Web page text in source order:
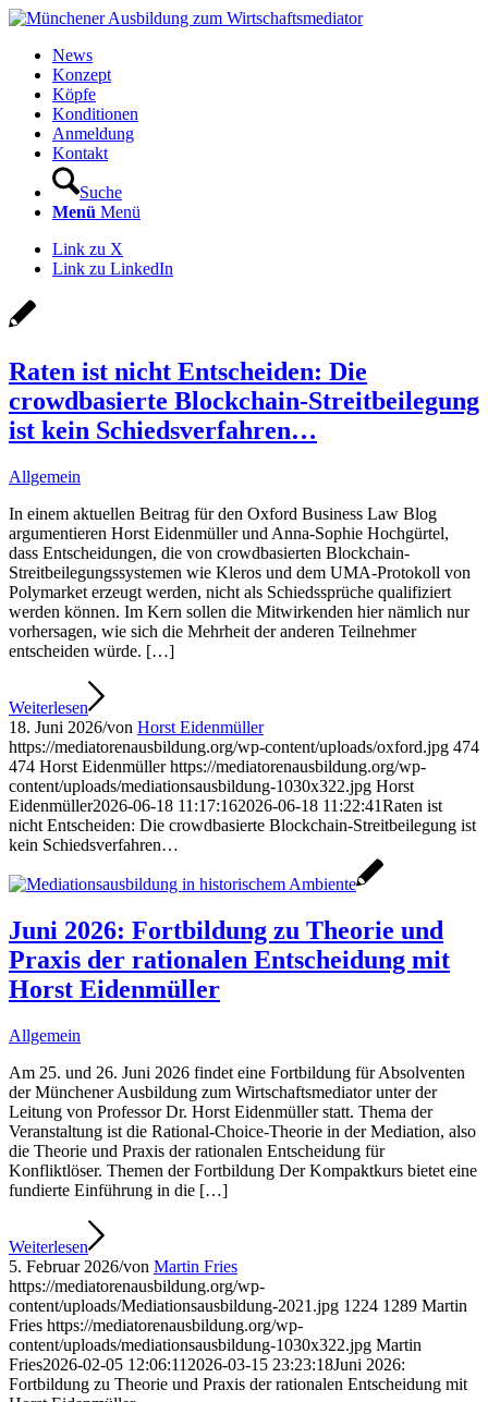
News
Konzept
Köpfe
Konditionen
Anmeldung
Kontakt
Suche
Menü Menü
Link zu X
Link zu LinkedIn
Raten ist nicht Entscheiden: Die
crowdbasierte Blockchain-Streitbeilegung
ist kein Schiedsverfahren…
Allgemein
In einem aktuellen Beitrag für den Oxford Business Law Blog
argumentieren Horst Eidenmüller und Anna-Sophie Hochgürtel,
dass Entscheidungen, die von crowdbasierten Blockchain-
Streitbeilegungssystemen wie Kleros und dem UMA-Protokoll von
Polymarket erzeugt werden, nicht als Schiedssprüche qualifiziert
werden können. Im Kern sollen die Mitwirkenden hier nämlich nur
vorhersagen, wie sich die Mehrheit der anderen Teilnehmer
entscheiden würde. […]
Weiterlesen
18. Juni 2026/von Horst Eidenmüller
https://mediatorenausbildung.org/wp-content/uploads/oxford.jpg 474
474 Horst Eidenmüller https://mediatorenausbildung.org/wp-
content/uploads/mediationsausbildung-1030x322.jpg Horst
Eidenmüller2026-06-18 11:17:162026-06-18 11:22:41Raten ist
nicht Entscheiden: Die crowdbasierte Blockchain-Streitbeilegung ist
kein Schiedsverfahren…
Juni 2026: Fortbildung zu Theorie und
Praxis der rationalen Entscheidung mit
Horst Eidenmüller
Allgemein
Am 25. und 26. Juni 2026 findet eine Fortbildung für Absolventen
der Münchener Ausbildung zum Wirtschaftsmediator unter der
Leitung von Professor Dr. Horst Eidenmüller statt. Thema der
Veranstaltung ist die Rational-Choice-Theorie in der Mediation, also
die Theorie und Praxis der rationalen Entscheidung für
Konfliktlöser. Themen der Fortbildung Der Kompaktkurs bietet eine
fundierte Einführung in die […]
Weiterlesen
5. Februar 2026/von Martin Fries
https://mediatorenausbildung.org/wp-
content/uploads/Mediationsausbildung-2021.jpg 1224 1289 Martin
Fries https://mediatorenausbildung.org/wp-
content/uploads/mediationsausbildung-1030x322.jpg Martin
Fries2026-02-05 12:06:11 2026-03-15 23:23:18Juni 2026:
Fortbildung zu Theorie und Praxis der rationalen Entscheidung mit